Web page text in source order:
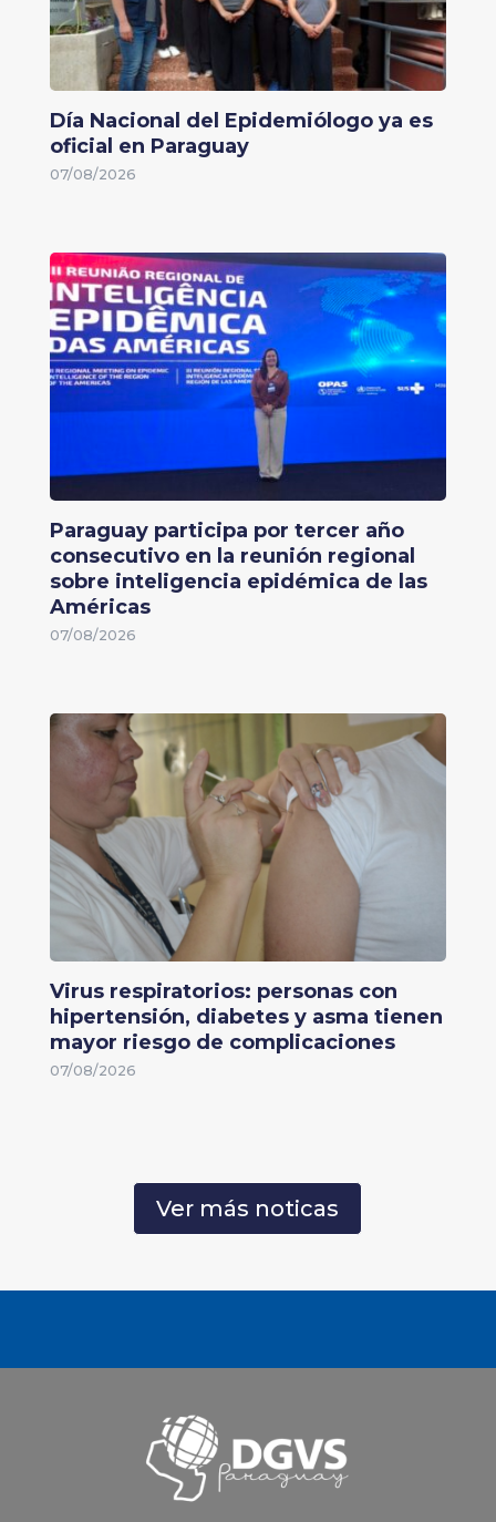
Día Nacional del Epidemiólogo ya es
oficial en Paraguay
07/08/2026
Paraguay participa por tercer año
consecutivo en la reunión regional
sobre inteligencia epidémica de las
Américas
07/08/2026
Virus respiratorios: personas con
hipertensión, diabetes y asma tienen
mayor riesgo de complicaciones
07/08/2026
Ver más noticas